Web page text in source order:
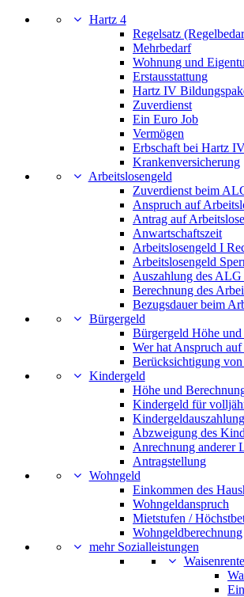
Hartz 4
Regelsatz
Mehrbedarf
Wohnung und
Erstausstattung
Hartz IV
Zuverdienst
Ein Euro Job
Vermögen
Erbschaft bei Hartz
Krankenversicherung
Arbeitslosengeld
Zuverdienst beim
Anspruch auf
Antrag auf
Anwartschaftszeit
Arbeitslosengeld I
Arbeitslosengeld
Auszahlung des
Berechnung des
Bezugsdauer beim
Bürgergeld
Bürgergeld Höhe
Wer hat Anspruch
Berücksichtigung
Kindergeld
Höhe und
Kindergeld für
Kindergeldauszahlung
Abzweigung des
Anrechnung anderer
Antragstellung
Wohngeld
Einkommen des
Wohngeldanspruch
Mietstufen /
Wohngeldberechnung
mehr Sozialleistungen